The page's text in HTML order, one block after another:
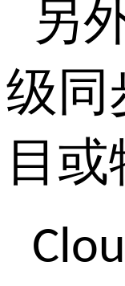
另
级同
目